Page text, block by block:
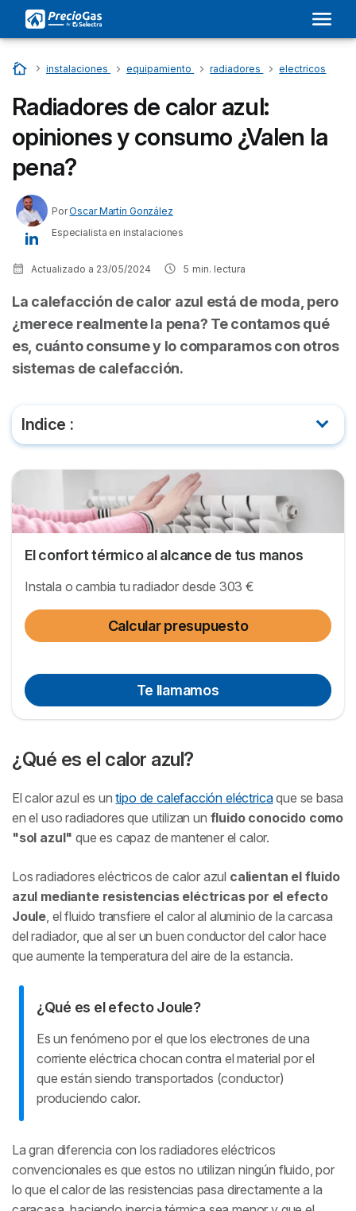
Inicio
…
instalaciones …
equipamiento …
radiadores …
electricos
Radiadores de calor azul:
opiniones y consumo ¿Valen la
pena?
PorOscar Martín González
Especialista en instalaciones
Actualizado a 23/05/2024 5 min. lectura
La calefacción de calor azul está de moda, pero
¿merece realmente la pena? Te contamos qué
es, cuánto consume y lo comparamos con otros
sistemas de calefacción.
Indice :
¿Merecen la pena los radiadores de calor azul?
Radiadores de calor azul
Alternativas a la calefacción de calor azul
El confort térmico al alcance de tus manos
Instala o cambia tu radiador desde 303 €
Calcular presupuesto
Te llamamos
¿Qué es el calor azul?
El calor azul es untipo de calefacción eléctricaque se basa
en el uso radiadores que utilizan un fluido conocido como
"sol azul" que es capaz de mantener el calor.
Los radiadores eléctricos de calor azul calientan el fluido
azul mediante resistencias eléctricas por el efecto
Joule , el fluido transfiere el calor al aluminio de la carcasa
del radiador, que al ser un buen conductor del calor hace
que aumente la temperatura del aire de la estancia.
¿Qué es el efecto Joule?
Es un fenómeno por el que los electrones de una
corriente eléctrica chocan contra el material por el
que están siendo transportados (conductor)
produciendo calor.
La gran diferencia con los radiadores eléctricos
convencionales es que estos no utilizan ningún fluido, por
lo que el calor de las resistencias pasa directamente a la